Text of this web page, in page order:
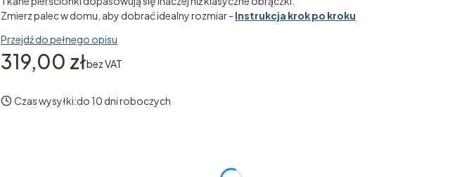
Zmierz palec w domu, aby dobrać idealny rozmiar - Instrukcja krok po kroku
Przejdź do pełnego opisu
Cena
319,00 złbez VAT
Czas wysyłki:do 10 dni roboczych